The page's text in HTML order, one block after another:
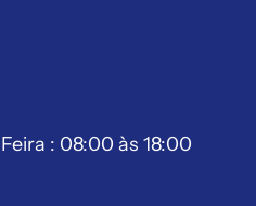
: 08:00 às 18:00